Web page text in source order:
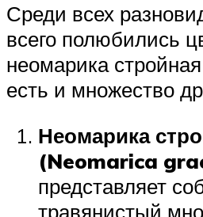
Среди всех
всего полюбились
неомарика
есть и множество
Неомарика
(Neomarica
представляет
травянистый